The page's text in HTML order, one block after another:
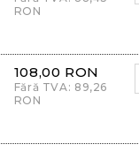
RON
108,00 RON
Fără TVA: 89,26
RON